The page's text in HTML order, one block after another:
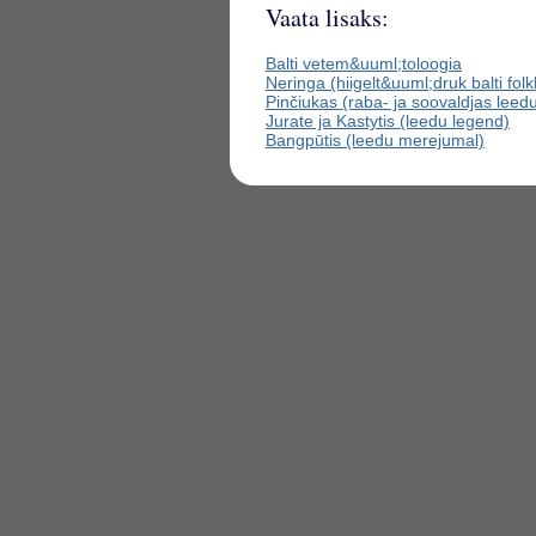
Vaata lisaks:
Balti vetem&uuml;toloogia
Neringa (hiigelt&uuml;druk balti
Pinčiukas (raba- ja soovaldjas
Jurate ja Kastytis (leedu legend)
Bangpūtis (leedu merejumal)